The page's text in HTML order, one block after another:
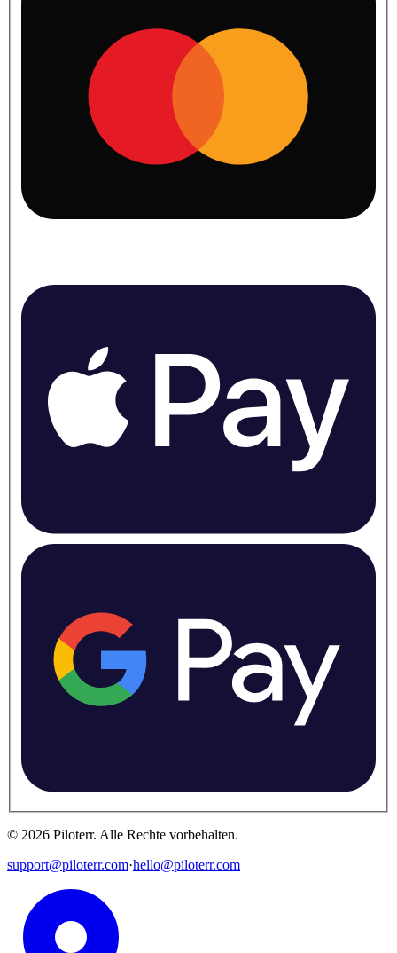
© 2026 Piloterr. Alle Rechte vorbehalten.
support@piloterr.com·hello@piloterr.com